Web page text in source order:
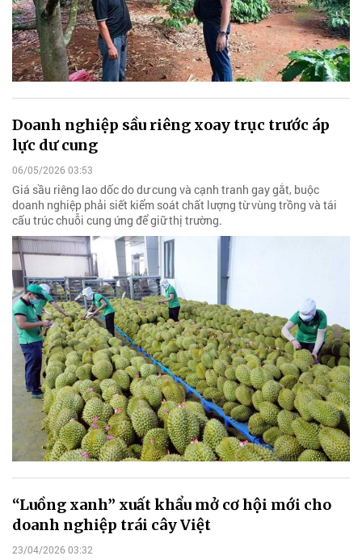
Doanh nghiệp sầu riêng xoay trục trước áp
lực dư cung
06/05/2026 03:53
Giá sầu riêng lao dốc do dư cung và cạnh tranh gay gắt, buộc
doanh nghiệp phải siết kiểm soát chất lượng từ vùng trồng và tái
cấu trúc chuỗi cung ứng để giữ thị trường.
“Luồng xanh” xuất khẩu mở cơ hội mới cho
doanh nghiệp trái cây Việt
23/04/2026 03:32